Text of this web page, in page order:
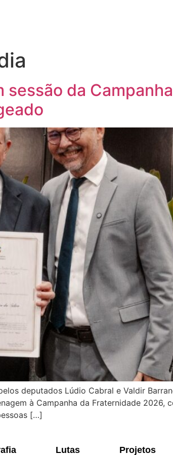
da
deputados Lúdio Cabral e Valdir
à Campanha da Fraternidade 2026,
[…]
Lutas Projetos